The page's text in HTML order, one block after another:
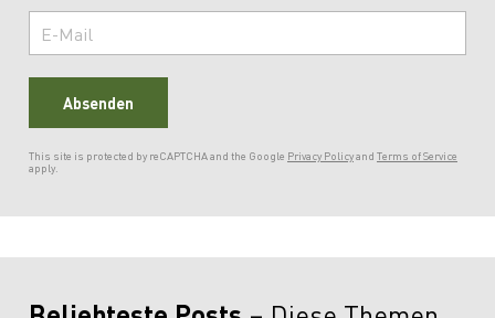
Absenden
This site is protected by reCAPTCHA and the Google Privacy Policyand Terms of Service
apply.